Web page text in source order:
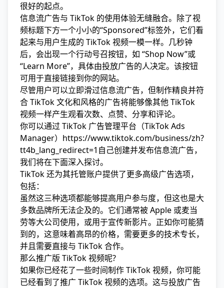
很好的起点。
信息流广告与 TikTok 的使用体验无缝融合。除了视
频标题下方一个小小的“Sponsored”标签外，它们看
起来与用户生成的 TikTok 视频一模一样。几秒钟
后，会出现一个行动号召按钮，如 “Shop Now”或
“Learn More”，具体由投放广告的人决定。该按钮
可用于直接链接到你的网站。
尽管用户可以立即滑过信息流广告，但制作精良并符
合 TikTok 文化和风格的广告将能够像其他 TikTok
视频一样产生观看次数、点赞、分享和评论。
你可以通过TikTok 广告管理平台（TikTok Ads
Manager）https://www.tiktok.com/business/zh?
tt4b_lang_redirect=1 自己创建并发布信息流广告，
我们将在下面深入探讨。
TikTok 还为其托管账户提供了更多高级广告选项，
包括：
虽然这三种选项都能够提高用户参与度，但这也是大
多数品牌所无法企及的。它们通常被 Apple 或麦当
劳等大公司使用，或用于宣传新影片。正如你可能猜
到的，这意味着高昂的价格，需要更多的技术专长，
并且需要直接与 TikTok 合作。
那么推广版 TikTok 视频呢?
如果你已经花了一些时间制作 TikTok 视频，你可能
已经看到了推广 TikTok 视频的选项。这与投放广告